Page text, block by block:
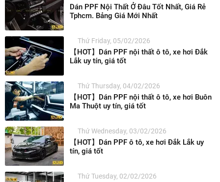
Dán PPF Nội Thất Ở Đâu Tốt Nhất, Giá Rẻ
Tphcm. Bảng Giá Mới Nhất
Thứ Friday, 05/02/2026
【HOT】Dán PPF nội thất ô tô, xe hơi Đắk
Lắk uy tín, giá tốt
Thứ Thursday, 04/02/2026
【HOT】Dán PPF nội thất ô tô, xe hơi Buôn
Ma Thuột uy tín, giá tốt
Thứ Wednesday, 03/02/2026
【HOT】Dán PPF ô tô, xe hơi Đắk Lắk uy
tín, giá tốt
Thứ Tuesday, 02/02/2026